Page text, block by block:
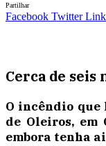
Partilhar
Facebook Twitter
Cerca de
O incêndio que
de Oleiros, em
embora tenha